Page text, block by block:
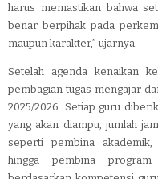
harus memastikan bahwa
benar berpihak pada
maupun karakter,” ujarnya.
Setelah agenda kenaikan
pembagian tugas mengajar
2025/2026. Setiap guru
yang akan diampu, jumlah
seperti pembina akademik,
hingga pembina